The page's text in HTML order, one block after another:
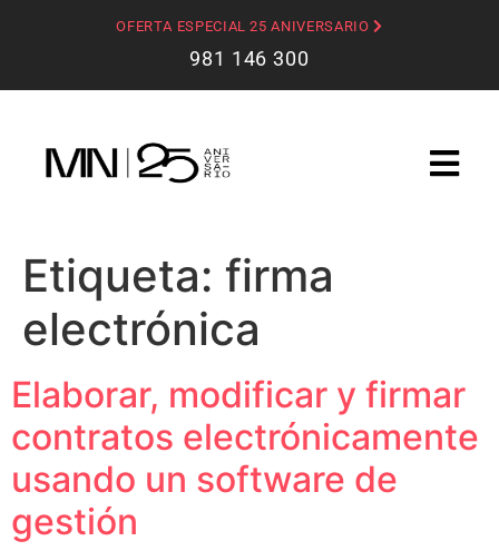
OFERTA ESPECIAL 25 ANIVERSARIO
981 146 300
Etiqueta: firma
electrónica
Elaborar, modificar y firmar
contratos electrónicamente
usando un software de
gestión